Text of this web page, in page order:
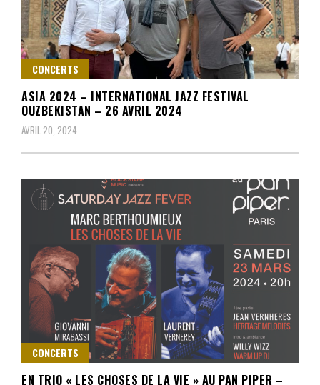
CONCERTS
ASIA 2024 – INTERNATIONAL JAZZ FESTIVAL
OUZBEKISTAN – 26 AVRIL 2024
AVRIL 20, 2024
CONCERTS
EN TRIO « LES CHOSES DE LA VIE » AU PAN PIPER –